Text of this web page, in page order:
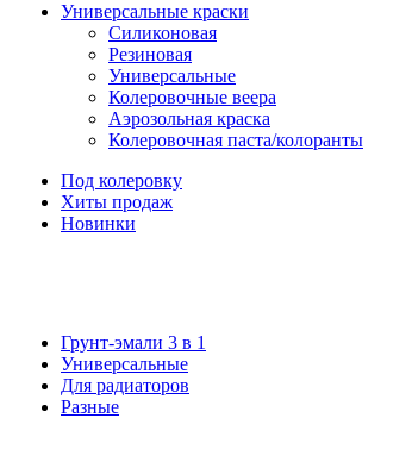
Универсальные краски
Силиконовая
Резиновая
Универсальные
Колеровочные веера
Аэрозольная краска
Колеровочная паста/колоранты
Под колеровку
Хиты продаж
Новинки
Грунт-эмали 3 в 1
Универсальные
Для радиаторов
Разные